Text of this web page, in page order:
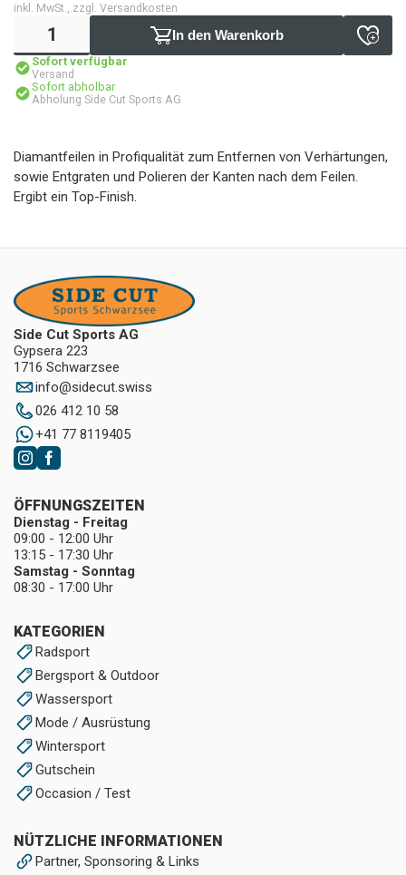
inkl. MwSt., zzgl. Versandkosten
In den Warenkorb
Sofort verfügbar
Versand
Sofort abholbar
Abholung Side Cut Sports AG
Diamantfeilen in Profiqualität zum Entfernen von Verhärtungen,
sowie Entgraten und Polieren der Kanten nach dem Feilen.
Ergibt ein Top-Finish.
Side Cut Sports AG
Gypsera 223
1716 Schwarzsee
info@sidecut.swiss
026 412 10 58
+41 77 8119405
KATEGORIEN
Radsport
Bergsport & Outdoor
Wassersport
Mode / Ausrüstung
Wintersport
Gutschein
Occasion / Test
NÜTZLICHE INFORMATIONEN
Partner, Sponsoring & Links
ÖFFNUNGSZEITEN
Dienstag - Freitag
09:00 - 12:00 Uhr
13:15 - 17:30 Uhr
Samstag - Sonntag
08:30 - 17:00 Uhr